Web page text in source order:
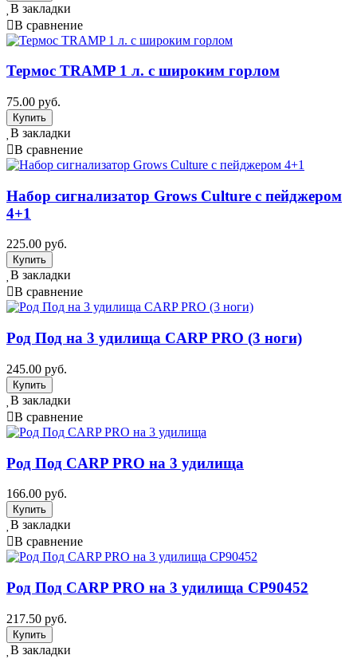
В закладки
В сравнение
Термос TRAMP 1 л. с широким горлом
75.00 руб.
В закладки
В сравнение
Набор сигнализатор Grows Culture с пейджером
4+1
225.00 руб.
В закладки
В сравнение
Род Под на 3 удилища CARP PRO (3 ноги)
245.00 руб.
В закладки
В сравнение
Род Под CARP PRO на 3 удилища
166.00 руб.
В закладки
В сравнение
Род Под CARP PRO на 3 удилища CP90452
217.50 руб.
В закладки